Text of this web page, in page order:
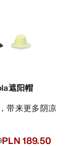
遮阳帽
，带来更多阴凉
PLN 189.50